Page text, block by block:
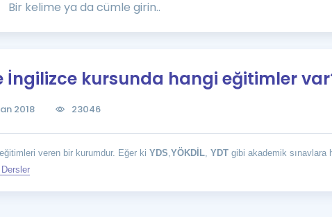
Tüm ÖSYM
Eğitim ve
İngilizce
İngilizce kursunda hangi eğitimler
2018 23046
veren bir kurumdur. Eğer ki YDS,YÖKDİL, YDTgibi akademik sınavlara